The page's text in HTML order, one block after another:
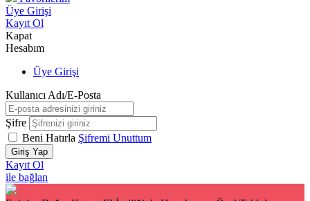
Üye Girişi
Kayıt Ol
Kapat
Hesabım
Üye Girişi
Kullanıcı Adı/E-Posta
Şifre
Beni Hatırla Şifremi Unuttum
Giriş Yap
Kayıt Ol
ile bağlan